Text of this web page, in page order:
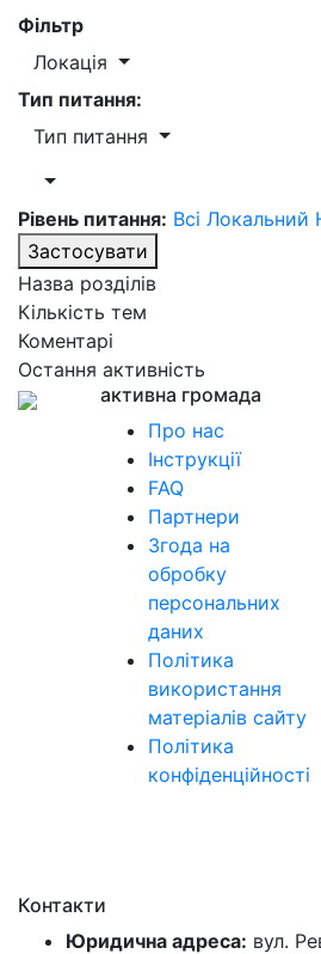
Фільтр
Локація
Тип питання:
Тип питання
Рівень питання: Всі Локальний
Застосувати
Назва розділів
Кількість тем
Коментарі
Остання активність
активна громада
Про нас
Інструкції
FAQ
Партнери
Згода на
обробку
персональних
даних
Політика
використання
матеріалів сайту
Політика
конфіденційності
Контакти
Юридична адреса: вул.